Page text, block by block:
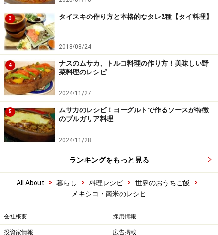
3 タイスキの作り方と本格的なタレ2種【タイ料理】
2018/08/24
4
ナスのムサカ、トルコ料理の作り方！美味しい野
菜料理のレシピ
2024/11/27
5
ムサカのレシピ！ヨーグルトで作るソースが特徴
のブルガリア料理
2024/11/28
ランキングをもっと見る
All About > 暮らし > 料理レシピ > 世界のおうちご飯
>
メキシコ・南米のレシピ
会社概要 採用情報
投資家情報 広告掲載